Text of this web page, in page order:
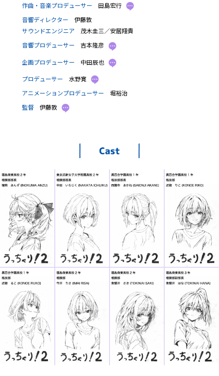
作曲・音楽プロデューサー
田島宏行
音響ディレクター
伊藤敦
サウンドエンジニア
茂木圭三／安居翔貴
音響プロデューサー
吉本隆彦
企画プロデューサー 中田辰也
プロデューサー
水野寛
アニメーションプロデューサー
堀裕治
監督
伊藤敦